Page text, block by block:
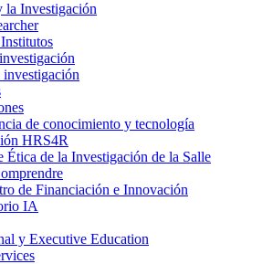
la Investigación
investigación
de conocimiento y tecnología
HRS4R
Ética de la Investigación de la Salle
de Financiación e Innovación
IA
y Executive Education